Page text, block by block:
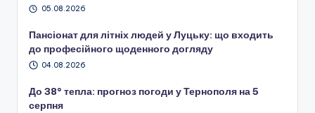
05.08.2026
Пансіонат для літніх людей у Луцьку: що входить
до професійного щоденного догляду
04.08.2026
До 38° тепла: прогноз погоди у Тернополя на 5
серпня